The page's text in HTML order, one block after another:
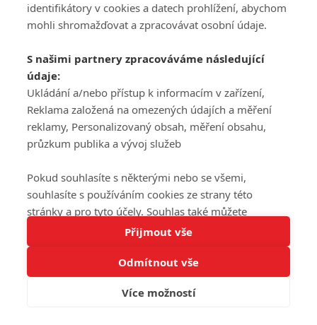
Tato stránka používá soubory cookies.
Rozumím
identifikátory v cookies a datech prohlížení, abychom
mohli shromažďovat a zpracovávat osobní údaje.
S našimi partnery zpracováváme následující
údaje:
Ukládání a/nebo přístup k informacím v zařízení,
Reklama založená na omezených údajích a měření
reklamy, Personalizovaný obsah, měření obsahu,
průzkum publika a vývoj služeb
Pokud souhlasíte s některými nebo se všemi,
souhlasíte s používáním cookies ze strany této
stránky a pro tyto účely. Souhlas také můžete
odmítnout, ale v takovém případě vám na stránce
nebudou k dispozici některé personalizované funkce.
Vaše volby souhlasu se budou vztahovat pouze na
tuto webovou stránku. Vaše nastavení a odvolání
souhlasu můžete kdykoli změnit na stránce s
Přijmout vše
Odmítnout vše
Více možností